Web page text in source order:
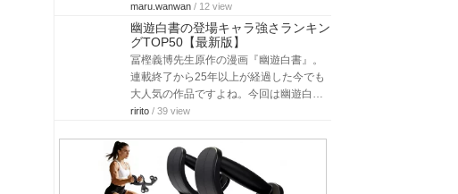
maru.wanwan / 12 view
幽遊白書の登場キャラ強さランキン
グTOP50【最新版】
冨樫義博先生原作の漫画『幽遊白書』。
連載終了から25年以上が経過した今でも
大人気の作品ですよね。今回は幽遊白…
ririto / 39 view